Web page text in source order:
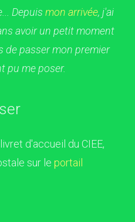
Depuis mon arrivée, j'ai
avoir un petit moment
de passer mon premier
pu me poser.
d'accueil du CIEE,
sur le portail